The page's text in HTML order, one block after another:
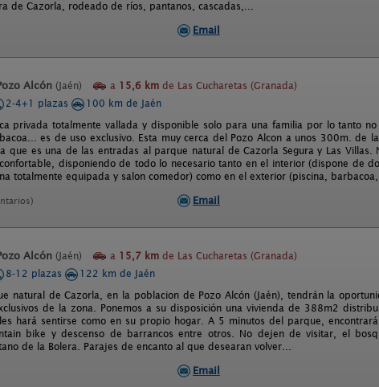
de Cazorla, rodeado de ríos, pantanos, cascadas,...
Email
Alcón (Jaén) a 15,6 km de Las Cucharetas (Granada)
2-4+1 plazas
100 km de Jaén
privada totalmente vallada y disponible solo para una familia por lo tanto
es de uso exclusivo. Esta muy cerca del Pozo Alcon a unos 300m. de
que es una de las entradas al parque natural de Cazorla Segura y Las Villas.
disponiendo de todo lo necesario tanto en el interior (dispone de
totalmente equipada y salon comedor) como en el exterior (piscina,
Email
Alcón (Jaén) a 15,7 km de Las Cucharetas (Granada)
8-12 plazas
122 km de Jaén
natural de Cazorla, en la poblacion de Pozo Alcón (Jaén), tendrán la
de la zona. Ponemos a su disposición una vivienda de 388m2
hará sentirse como en su propio hogar. A 5 minutos del parque,
bike y descenso de barrancos entre otros. No dejen de visitar, el
de la Bolera. Parajes de encanto al que desearan volver...
Email